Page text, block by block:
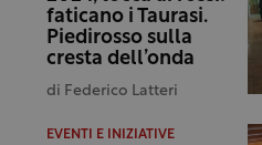
faticano i Taurasi.
Piedirosso sulla
cresta dell’onda
di Federico Latteri
EVENTI E INIZIATIVE